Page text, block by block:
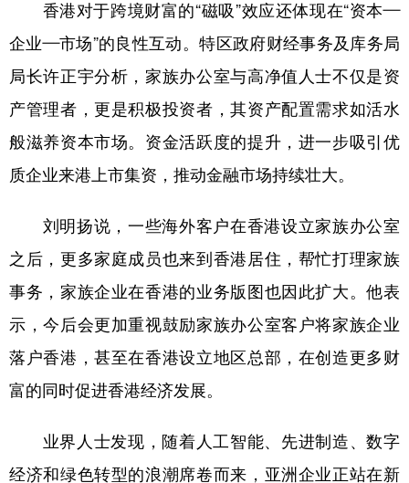
香港对于跨境财富的“磁吸”效应还体现在“资本—
企业—市场”的良性互动。特区政府财经事务及库务局
局长许正宇分析，家族办公室与高净值人士不仅是资
产管理者，更是积极投资者，其资产配置需求如活水
般滋养资本市场。资金活跃度的提升，进一步吸引优
质企业来港上市集资，推动金融市场持续壮大。
刘明扬说，一些海外客户在香港设立家族办公室
之后，更多家庭成员也来到香港居住，帮忙打理家族
事务，家族企业在香港的业务版图也因此扩大。他表
示，今后会更加重视鼓励家族办公室客户将家族企业
落户香港，甚至在香港设立地区总部，在创造更多财
富的同时促进香港经济发展。
业界人士发现，随着人工智能、先进制造、数字
经济和绿色转型的浪潮席卷而来，亚洲企业正站在新